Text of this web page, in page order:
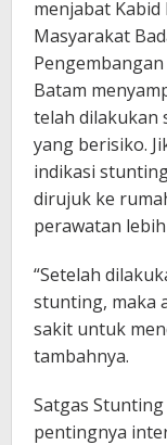
menjabat
Masyarakat
Batam
telah dilakukan
yang berisiko.
indikasi
dirujuk ke
perawatan
“Setelah
stunting, maka
sakit untuk
tambahnya.
Satgas
pentingnya